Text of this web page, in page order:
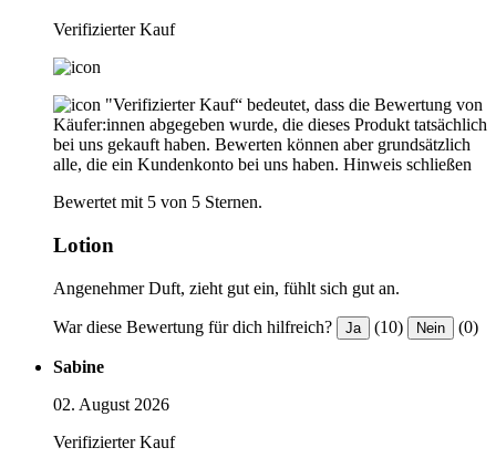
Verifizierter Kauf
"Verifizierter Kauf“ bedeutet, dass die Bewertung von
Käufer:innen abgegeben wurde, die dieses Produkt tatsächlich
bei uns gekauft haben. Bewerten können aber grundsätzlich
alle, die ein Kundenkonto bei uns haben. Hinweis schließen
Bewertet mit 5 von 5 Sternen.
Lotion
Angenehmer Duft, zieht gut ein, fühlt sich gut an.
War diese Bewertung für dich hilfreich? Ja (10) Nein (0)
Sabine
02. August 2026
Verifizierter Kauf